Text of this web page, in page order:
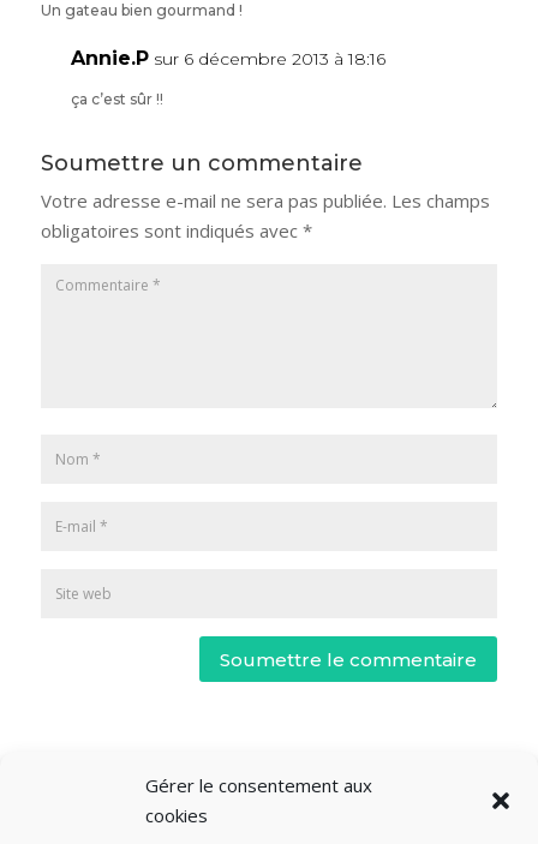
Gérer le consentement aux
cookies
Un gateau bien gourmand !
Annie.P sur 6 décembre 2013 à 18:16
ça c’est sûr !!
Soumettre un commentaire
Votre adresse e-mail ne sera pas publiée. Les champs
obligatoires sont indiqués avec *
Soumettre le commentaire